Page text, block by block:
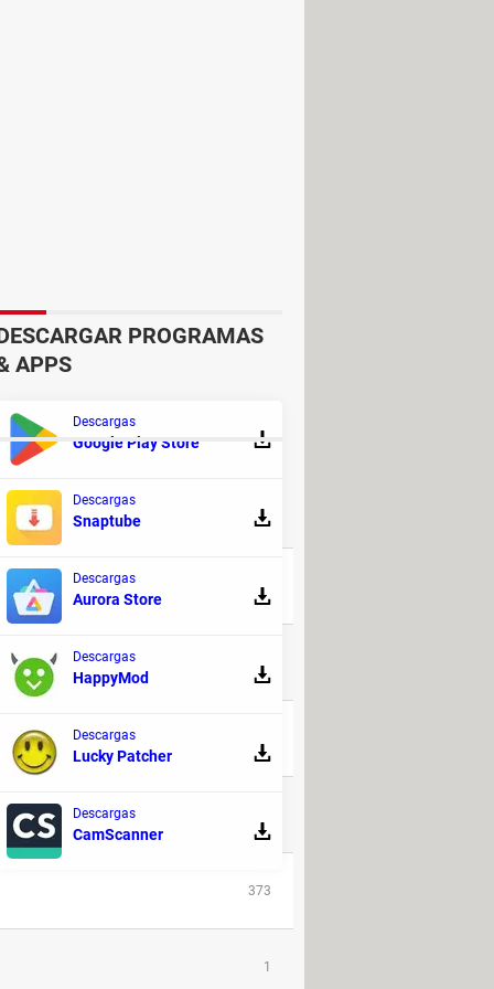
que primero actives el servicio
a otro número de Telcel.
FORO
RESPUESTAS
3
373
1
PROGRAMAS
APPS
Descargas
Google Play Store
Descargas
Snaptube
Descargas
Aurora Store
Descargas
HappyMod
Descargas
Lucky Patcher
Descargas
CamScanner